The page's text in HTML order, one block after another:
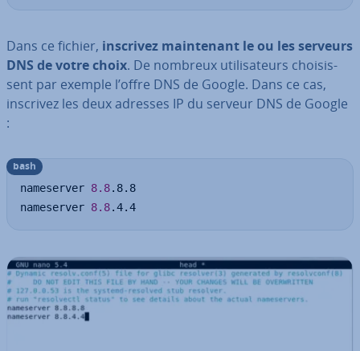
Dans ce fichier, inscrivez main­te­nant le ou les serveurs
DNS de votre choix. De nombreux uti­li­sa­teurs choi­sis­
sent par exemple l’offre DNS de Google. Dans ce cas,
inscrivez les deux adresses IP du serveur DNS de Google
:
nameserver 8.8.8.8
nameserver 8.8.4.4
bash